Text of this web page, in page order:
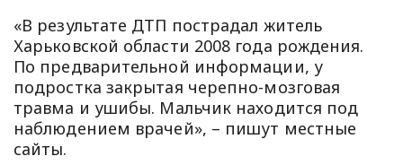
«В результате ДТП пострадал житель
Харьковской области 2008 года рождения.
По предварительной информации, у
подростка закрытая черепно-мозговая
травма и ушибы. Мальчик находится под
наблюдением врачей», – пишут местные
сайты.